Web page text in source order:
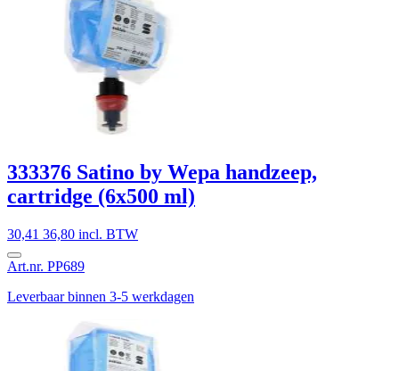
333376 Satino by Wepa handzeep,
cartridge (6x500 ml)
30,41 36,80 incl. BTW
Art.nr. PP689
Leverbaar binnen 3-5 werkdagen